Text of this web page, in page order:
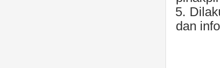
5.
dan